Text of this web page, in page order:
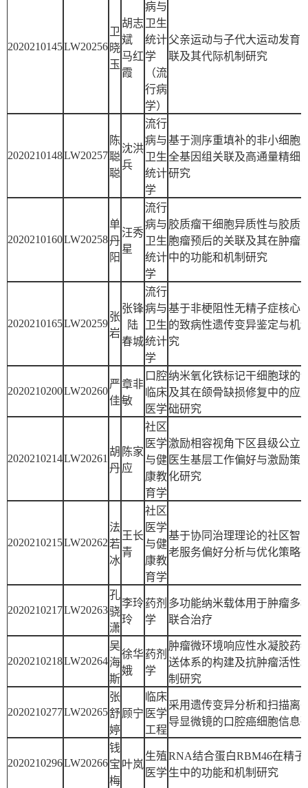
2020210145LW20256
卫
晓
玉
胡志
斌
马红
霞
病与
卫生
统计
学
（流
行病
学）
父亲运动与子代大运动发育
联及其代际机制研究
2020210148LW20257
陈
聪
聪
沈洪
兵
流行
病与
卫生
统计
学
基于测序重填补的非小细胞
全基因组关联及高通量精细
研究
2020210160LW20258
单
丹
阳
汪秀
星
流行
病与
卫生
统计
学
胶质瘤干细胞异质性与胶质
胞瘤预后的关联及其在肿瘤
中的功能和机制研究
2020210165LW20259
张
岩
张锋
陆
春城
流行
病与
卫生
统计
学
基于非梗阻性无精子症核心
的致病性遗传变异鉴定与机
究
2020210200LW20260
严
佳
章非
敏
口腔
临床
医学
纳米氧化铁标记干细胞球的
及其在颌骨缺损修复中的应
础研究
2020210214LW20261
胡
丹
陈家
应
社区
医学
与健
康教
育学
激励相容视角下区县级公立
医生基层工作偏好与激励策
化研究
2020210215LW20262
法
若
冰
王长
青
社区
医学
与健
康教
育学
基于协同治理理论的社区智
老服务偏好分析与优化策略
2020210217LW20263
孔
骁
潇
李玲
玲
药剂
学
多功能纳米载体用于肿瘤多
联合治疗
2020210218LW20264
吴
海
斯
徐华
娥
药剂
学
肿瘤微环境响应性水凝胶药
送体系的构建及抗肿瘤活性
制研究
2020210277LW20265
张
舒
婷
顾宁
临床
医学
工程
采用遗传变异分析和扫描离
导显微镜的口腔癌细胞信息
2020210296LW20266
钱
宝
梅
叶岚
生殖
医学
RNA结合蛋白RBM46在精子
生中的功能和机制研究